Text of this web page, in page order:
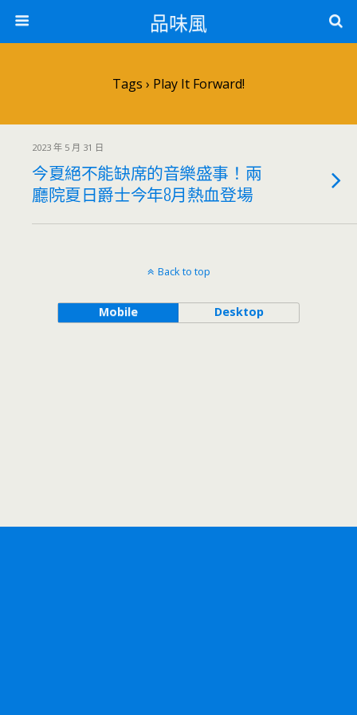
品味風
Tags › Play It Forward!
2023 年 5 月 31 日
今夏絕不能缺席的音樂盛事！兩
廳院夏日爵士今年8月熱血登場
Back to top
Mobile Desktop